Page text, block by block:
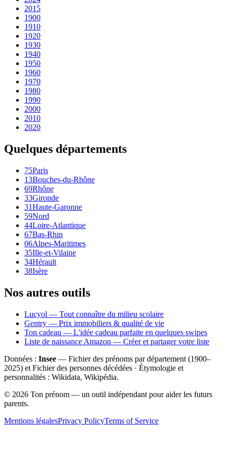
2015
1900
1910
1920
1930
1940
1950
1960
1970
1980
1990
2000
2010
2020
Quelques départements
75Paris
13Bouches-du-Rhône
69Rhône
33Gironde
31Haute-Garonne
59Nord
44Loire-Atlantique
67Bas-Rhin
06Alpes-Maritimes
35Ille-et-Vilaine
34Hérault
38Isère
Nos autres outils
Lucyol — Tout connaître du milieu scolaire
Gentry — Prix immobiliers & qualité de vie
Ton cadeau — L'idée cadeau parfaite en quelques swipes
Liste de naissance Amazon — Créer et partager votre liste
Données : Insee — Fichier des prénoms par département (1900–
2025) et Fichier des personnes décédées · Étymologie et
personnalités : Wikidata, Wikipédia.
© 2026 Ton prénom — un outil indépendant pour aider les futurs
parents.
Mentions légalesPrivacy PolicyTerms of Service